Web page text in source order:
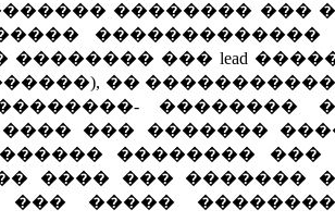
�������� ���
�������������
��� lead
��
��������
��� �������
�������� ���
���� ��� �������
�����